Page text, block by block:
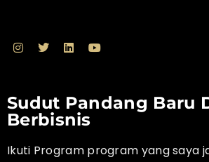
Sudut Pandang Baru
Berbisnis
Ikuti Program program yang saya